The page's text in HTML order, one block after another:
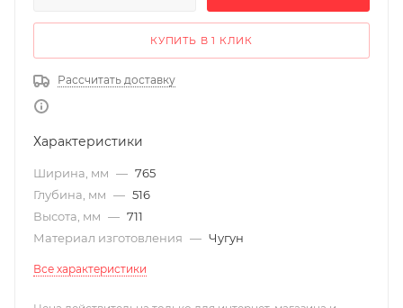
КУПИТЬ В 1 КЛИК
Рассчитать доставку
Характеристики
Ширина, мм — 765
Глубина, мм — 516
Высота, мм — 711
Материал изготовления — Чугун
Все характеристики